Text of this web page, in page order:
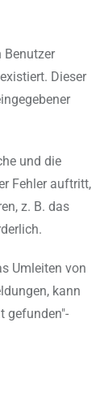
Benutzer
Dieser
und die
Fehler auftritt,
z. B. das
Umleiten von
kann
gefunden"-